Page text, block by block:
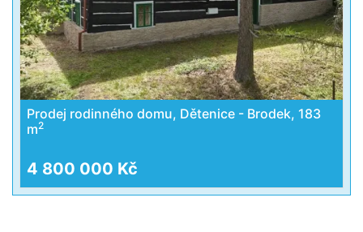
Prodej rodinného domu, Dětenice - Brodek, 183
m2
4 800 000 Kč